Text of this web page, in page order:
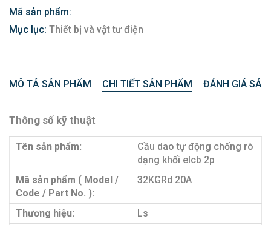
Mã sản phẩm:
Mục lục: Thiết bị và vật tư điện
MÔ TẢ SẢN PHẨM CHI TIẾT SẢN PHẨM ĐÁNH GIÁ
Thông số kỹ thuật
Tên sản phẩm:
Cầu dao tự động chống rò
dạng khối elcb 2p
Mã sản phẩm ( Model /
Code / Part No. ):
32KGRd 20A
Thương hiệu:
Ls